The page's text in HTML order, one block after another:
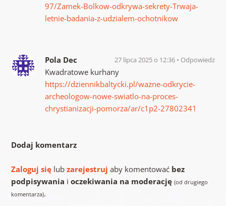
97/Zamek-Bolkow-odkrywa-sekrety-Trwaja-
letnie-badania-z-udzialem-ochotnikow
Pola Dec 27 lipca 2025 o 12:36 Odpowiedz
Kwadratowe kurhany
https://dziennikbaltycki.pl/wazne-odkrycie-
archeologow-nowe-swiatlo-na-proces-
chrystianizacji-pomorza/ar/c1p2-27802341
Dodaj komentarz
Zaloguj sięlub zarejestruj aby komentować bez
podpisywania i oczekiwania na moderację (od drugiego
komentarza).